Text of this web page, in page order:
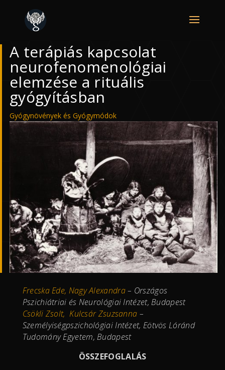
A terápiás kapcsolat
neurofenomenológiai
elemzése a rituális
gyógyításban
Gyógynövények és Gyógymódok
Frecska Ede, Nagy Alexandra– Országos
Pszichiátriai és Neurológiai Intézet, Budapest
Csökli Zsolt, Kulcsár Zsuzsanna –
Személyiségpszichológiai Intézet, Eötvös Lóránd
Tudomány Egyetem, Budapest
ÖSSZEFOGLALÁS